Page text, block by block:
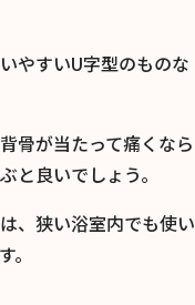
やすいU字型のものな
骨が当たって痛くなら
と良いでしょう。
、狭い浴室内でも使い